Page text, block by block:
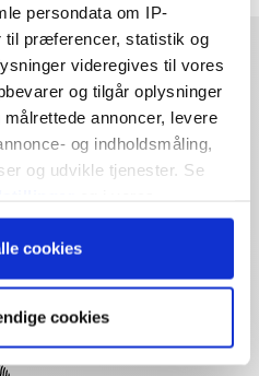
persondata om IP-
til præferencer, statistik og
videregives til vores
og tilgår oplysninger
annoncer, levere
og indholdsmåling,
og udvikle tjenester. Se
trække dit samtykke
fra vores
at trykke på "Privacy
gerne:
cookies
cookies
end 25 år leveret indsigtsfuld
og analyser til læserne og
og er tilmeldt: